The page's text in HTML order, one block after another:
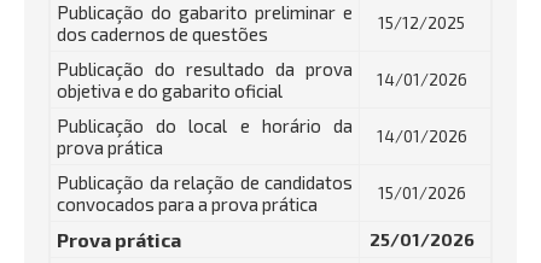
Publicação do gabarito preliminar e
dos cadernos de questões
15/12/2025
Publicação do resultado da prova
objetiva e do gabarito oficial
14/01/2026
Publicação do local e horário da
prova prática
14/01/2026
Publicação da relação de candidatos
convocados para a prova prática
15/01/2026
Prova prática 25/01/2026